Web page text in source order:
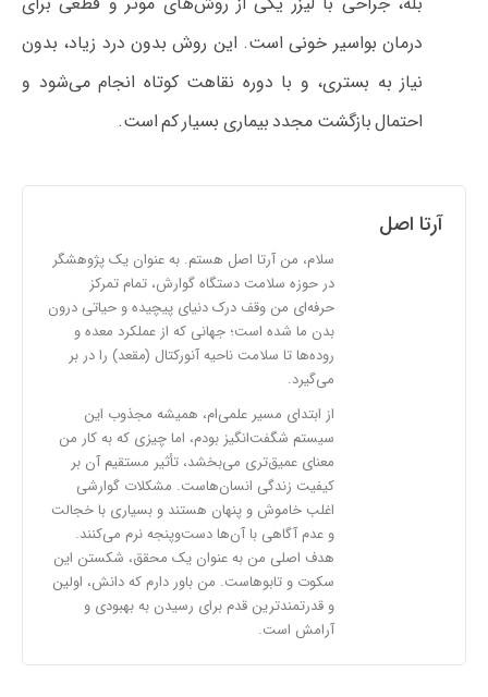
درمان بواسیر خونی است. این روش بدون درد زیاد، بدون
نیاز به بستری، و با دوره نقاهت کوتاه انجام می‌شود و
احتمال بازگشت مجدد بیماری بسیار کم است.
آرتا اصل
سلام، من آرتا اصل هستم. به عنوان یک پژوهشگر
در حوزه سلامت دستگاه گوارش، تمام تمرکز
حرفه‌ای من وقف درک دنیای پیچیده و حیاتی درون
بدن ما شده است؛ جهانی که از عملکرد معده و
روده‌ها تا سلامت ناحیه آنورکتال (مقعد) را در بر
می‌گیرد.
از ابتدای مسیر علمی‌ام، همیشه مجذوب این
سیستم شگفت‌انگیز بودم، اما چیزی که به کار من
معنای عمیق‌تری می‌بخشد، تأثیر مستقیم آن بر
کیفیت زندگی انسان‌هاست. مشکلات گوارشی
اغلب خاموش و پنهان هستند و بسیاری با خجالت
و عدم آگاهی با آن‌ها دست‌وپنجه نرم می‌کنند.
هدف اصلی من به عنوان یک محقق، شکستن این
سکوت و تابوهاست. من باور دارم که دانش، اولین
و قدرتمندترین قدم برای رسیدن به بهبودی و
آرامش است.